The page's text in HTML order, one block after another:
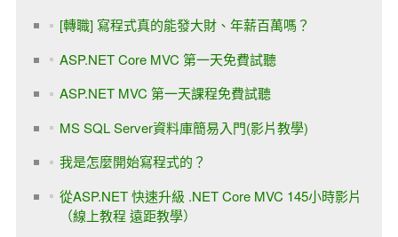
[轉職] 寫程式真的能發大財、年薪百萬嗎？
ASP.NET Core MVC 第一天免費試聽
ASP.NET MVC 第一天課程免費試聽
MS SQL Server資料庫簡易入門(影片教學)
我是怎麼開始寫程式的？
從ASP.NET 快速升級 .NET Core MVC 145小時影片
（線上教程 遠距教學）